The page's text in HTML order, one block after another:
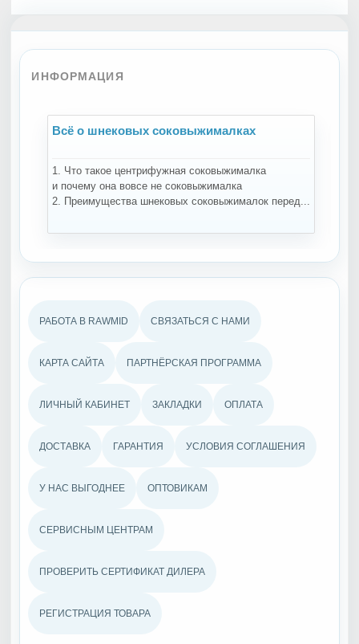
ИНФОРМАЦИЯ
Всё о шнековых соковыжималках
1. Что такое центрифужная соковыжималка
и почему она вовсе не соковыжималка
2. Преимущества шнековых соковыжималок перед...
РАБОТА В RAWMID СВЯЗАТЬСЯ С НАМИ
КАРТА САЙТА ПАРТНЁРСКАЯ ПРОГРАММА
ЛИЧНЫЙ КАБИНЕТ ЗАКЛАДКИ ОПЛАТА
ДОСТАВКА ГАРАНТИЯ УСЛОВИЯ СОГЛАШЕНИЯ
У НАС ВЫГОДНЕЕ ОПТОВИКАМ
СЕРВИСНЫМ ЦЕНТРАМ
ПРОВЕРИТЬ СЕРТИФИКАТ ДИЛЕРА
РЕГИСТРАЦИЯ ТОВАРА